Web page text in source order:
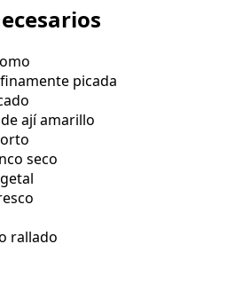
picada
ají amarillo
seco
rallado